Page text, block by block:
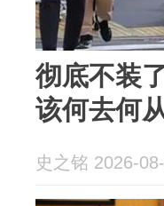
彻底不装
该何去何
史之铭 2026-